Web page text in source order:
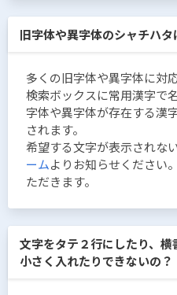
旧字体や異字体のシャチハタ
多くの旧字体や異字体に対
検索ボックスに常用漢字で
字体や異字体が存在する漢
されます。
希望する文字が表示されな
ームよりお知らせください
ただきます。
文字をタテ２行にしたり、
小さく入れたりできないの？